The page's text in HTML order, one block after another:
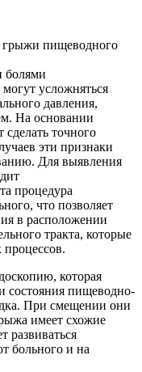
болями
могут усложняться
давления,
На основании
точного
эти признаки
Для выявления
процедура
что позволяет
в расположении
тракта, которые
процессов.
которая
состояния пищеводно-
При смещении они
имеет схожие
развиваться
больного и на